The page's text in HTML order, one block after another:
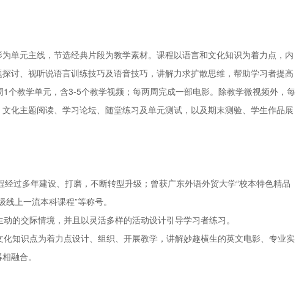
单元主线，节选经典片段为教学素材。课程以语言和文化知识为着力点，内
讨、视听说语言训练技巧及语音技巧，讲解力求扩散思维，帮助学习者提高
个教学单元，含3-5个教学视频；每两周完成一部电影。除教学微视频外，每
化主题阅读、学习论坛、随堂练习及单元测试，以及期末测验、学生作品展
过多年建设、打磨，不断转型升级；曾获广东外语外贸大学“校本特色精品
上一流本科课程”等称号。
的交际情境，并且以灵活多样的活动设计引导学习者练习。
知识点为着力点设计、组织、开展教学，讲解妙趣横生的英文电影、专业实
融合。